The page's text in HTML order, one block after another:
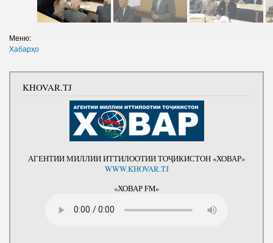
Меню:
Хабарҳо
KHOVAR.TJ
АГЕНТИИ МИЛЛИИ ИТТИЛООТИИ ТОҶИКИСТОН «ХОВАР»
WWW.KHOVAR.TJ
«ХОВАР FM»